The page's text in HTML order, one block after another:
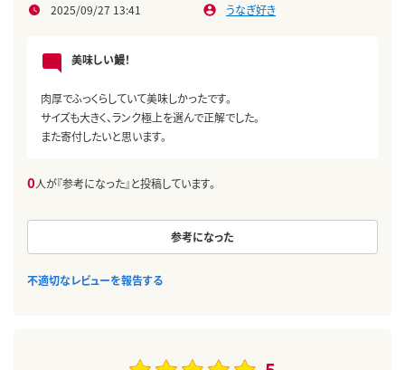
2025/09/27 13:41 うなぎ好き
美味しい鰻！
肉厚でふっくらしていて美味しかったです。
サイズも大きく、ランク極上を選んで正解でした。
また寄付したいと思います。
0人が『参考になった』と投稿しています。
参考になった
不適切なレビューを報告する